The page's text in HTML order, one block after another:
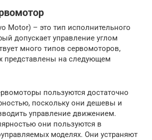
Motor) – это тип исполнительного
допускает управление углом
много типов сервомоторов,
представлены на следующем
пользуются достаточно
поскольку они дешевы и
управление движением.
они пользуются в
моделях. Они устраняют